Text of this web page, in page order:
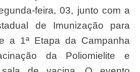
feira, 03, junto com a
de Imunização para
a 1ª Etapa da Campanha
da Poliomielite e